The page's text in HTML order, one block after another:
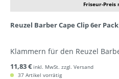
Friseur-Preis
Reuzel Barber Cape Clip 6er Pack
Klammern für den Reuzel
11,83 € inkl. MwSt. zzgl. Versand
37 Artikel vorrätig